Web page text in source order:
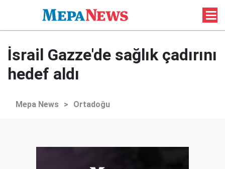
İsrail Gazze'de sağlık çadırını
hedef aldı
Mepa News > Ortadoğu